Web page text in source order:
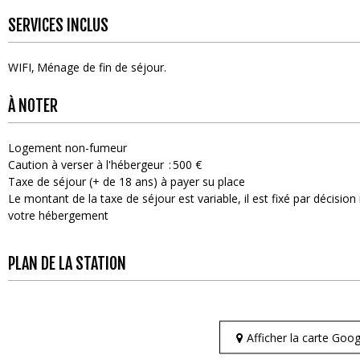
SERVICES INCLUS
WIFI Ménage de fin de séjour
À NOTER
Logement non-fumeur
Caution à verser à l'hébergeur 500 €
Taxe de séjour (+ de 18 ans) à payer su place
Le montant de la taxe de séjour est variable, il est fixé par
votre hébergement
PLAN DE LA STATION
Afficher la carte